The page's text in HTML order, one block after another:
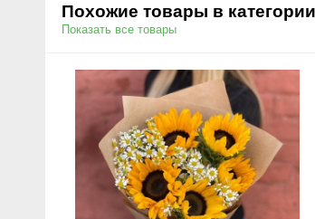
Похожие товары в категории
Показать все товары